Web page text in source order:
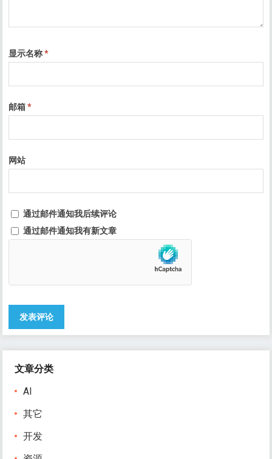
显示名称*
邮箱*
网站
通过邮件通知我后续评论
通过邮件通知我有新文章
文章分类
AI
其它
开发